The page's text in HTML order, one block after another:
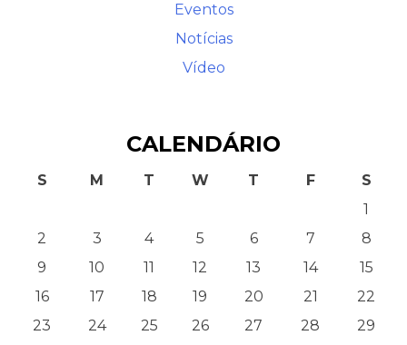
Eventos
Notícias
Vídeo
CALENDÁRIO
S M T W T F
S
1
2
3 4 5 6 7
8
9
10 11 12 13 14
15
16
17 18 19 20 21
22
23
24 25 26 27 28
29